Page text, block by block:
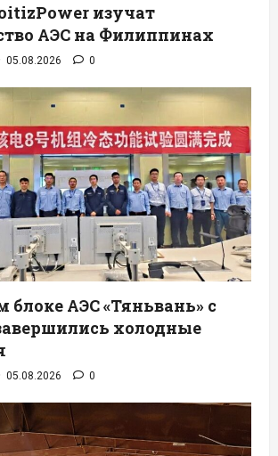
изучат
АЭС на Филиппинах
05.08.2026 0
блоке АЭС «Тяньвань» с
холодные
05.08.2026 0